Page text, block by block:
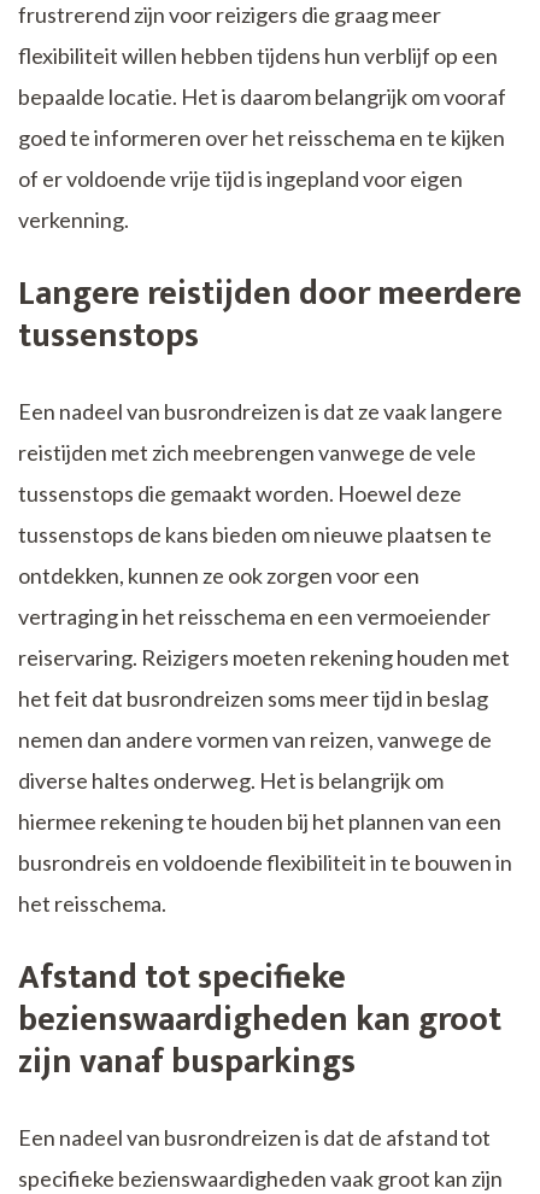
frustrerend zijn voor reizigers die graag meer
flexibiliteit willen hebben tijdens hun verblijf op een
bepaalde locatie. Het is daarom belangrijk om vooraf
goed te informeren over het reisschema en te kijken
of er voldoende vrije tijd is ingepland voor eigen
verkenning.
Langere reistijden door meerdere
tussenstops
Een nadeel van busrondreizen is dat ze vaak langere
reistijden met zich meebrengen vanwege de vele
tussenstops die gemaakt worden. Hoewel deze
tussenstops de kans bieden om nieuwe plaatsen te
ontdekken, kunnen ze ook zorgen voor een
vertraging in het reisschema en een vermoeiender
reiservaring. Reizigers moeten rekening houden met
het feit dat busrondreizen soms meer tijd in beslag
nemen dan andere vormen van reizen, vanwege de
diverse haltes onderweg. Het is belangrijk om
hiermee rekening te houden bij het plannen van een
busrondreis en voldoende flexibiliteit in te bouwen in
het reisschema.
Afstand tot specifieke
bezienswaardigheden kan groot
zijn vanaf busparkings
Een nadeel van busrondreizen is dat de afstand tot
specifieke bezienswaardigheden vaak groot kan zijn